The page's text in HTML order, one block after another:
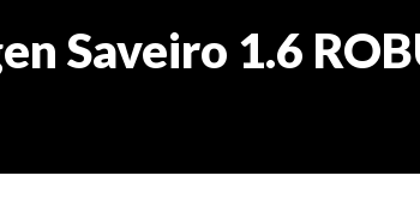
Saveiro 1.6